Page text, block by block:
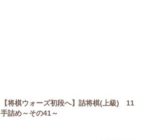
【将棋ウォーズ初段へ】詰将棋(上級) 11
手詰め～その41～